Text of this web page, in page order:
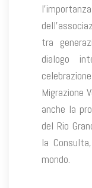
tra
dialogo
Migrazione
anche la
del Rio
la
mondo.